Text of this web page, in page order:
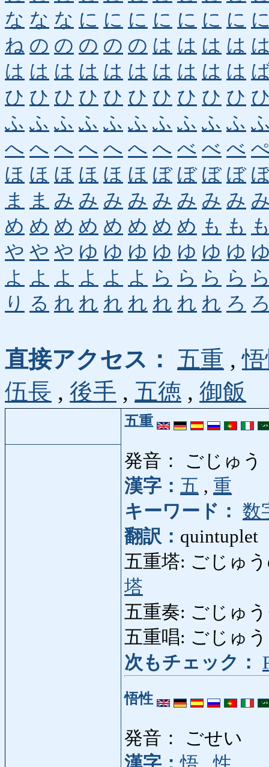
な な な に に に に に に に
ね の の の の の は は は は
は は は は は は は は は は
ひ ひ ひ ひ ひ ひ ひ ひ ひ ひ
ふ ふ ふ ふ ふ ふ ふ ふ ふ ふ
へ へ へ へ へ へ へ べ べ べ
ほ ほ ほ ほ ほ ほ ぼ ぼ ぼ ぼ
ま
ま み み み み み み み み
め め め め め め め め も も
や や や ゆ ゆ ゆ ゆ ゆ ゆ ゆ
よ よ よ よ よ よ ら ら ら ら
り る れ れ れ れ れ れ れ ろ
直接アクセス： 五重 ,
伍長 , 後手 , 五徳 , 御飯
五重
発音： ごじゅう
漢字： 五 , 重
キーワード： 数
翻訳： quintuplet
五重塔: ごじゅう
塔
五重奏: ごじゅ
五重唱: ごじゅ
次もチェック：
悟性
発音： ごせい